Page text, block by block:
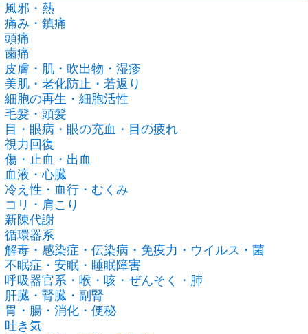
風邪・熱
痛み・鎮痛
頭痛
歯痛
皮膚・肌・吹出物・湿疹
美肌・老化防止・若返り
細胞の再生・細胞活性
毛髪・頭髪
目・眼病・眼の充血・目の疲れ
視力回復
傷・止血・出血
血液・心臓
冷え性・血行・むくみ
コリ・肩こり
新陳代謝
循環器系
解毒・感染症・伝染病・免疫力・ウイルス・菌
不眠症・安眠・睡眠障害
呼吸器官系・喉・咳・ぜんそく・肺
肝臓・腎臓・副腎
胃・腸・消化・便秘
吐き気